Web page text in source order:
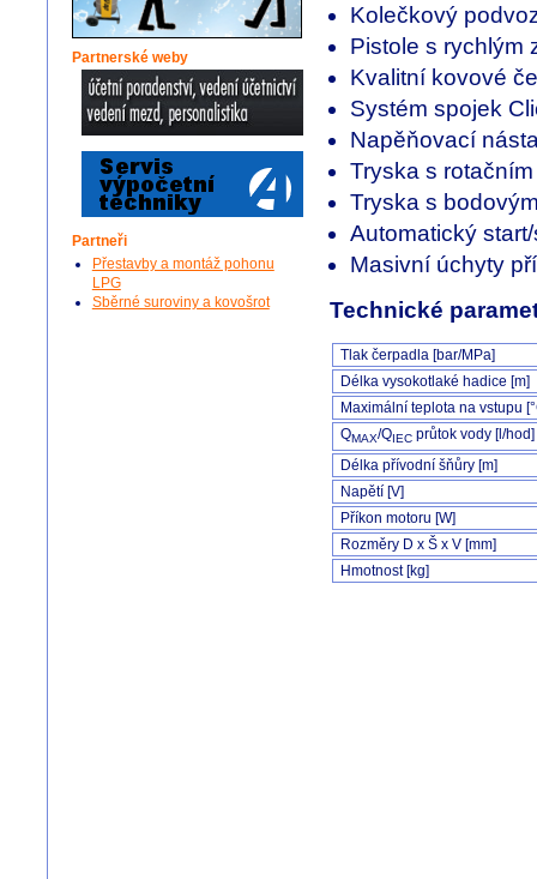
Kolečkový
Pistole s rychlým
Kvalitní kovové
Systém spojek
Napěňovací
Tryska s
Tryska s
Automatický
Masivní úchyty
Technické
Tlak čerpadla [bar/MPa]
Délka vysokotlaké hadice [m]
Maximální teplota na vstupu
QMAX/QIEC průtok vody [l/hod]
Délka přívodní šňůry [m]
Napětí [V]
Příkon motoru [W]
Rozměry D x Š x V [mm]
Hmotnost [kg]
Partnerské weby
Partneři
Přestavby a montáž pohonu
LPG
Sběrné suroviny a kovošrot